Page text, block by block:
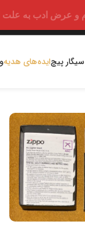
عرض ادب به علت اختلالات
پیچایده‌های هدیه